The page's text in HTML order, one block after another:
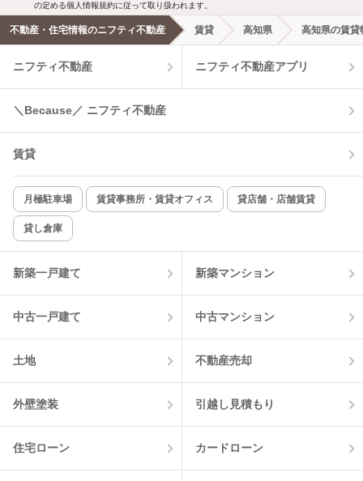
の定める個人情報規約に従って取り扱われます。
不動産・住宅情報のニフティ不動産 賃貸 高知県 高知県の賃貸
ニフティ不動産 ニフティ不動産アプリ
＼Because／ ニフティ不動産
賃貸
月極駐車場 賃貸事務所・賃貸オフィス 貸店舗・店舗賃貸
貸し倉庫
新築一戸建て 新築マンション
中古一戸建て 中古マンション
土地 不動産売却
外壁塗装 引越し見積もり
住宅ローン カードローン